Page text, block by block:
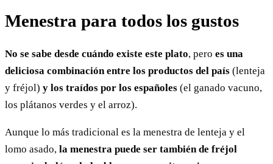
Menestra para todos los gustos
No se sabe desde cuándo existe este plato, pero es una
deliciosa combinación entre los productos del país (lenteja
y fréjol) y los traídos por los españoles (el ganado vacuno,
los plátanos verdes y el arroz).
Aunque lo más tradicional es la menestra de lenteja y el
lomo asado, la menestra puede ser también de fréjol